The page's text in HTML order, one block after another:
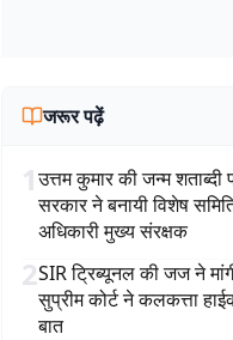
जरूर पढ़ें
1उत्तम कुमार की जन्म शताब्दी
सरकार ने बनायी विशेष
अधिकारी मुख्य संरक्षक
2SIR ट्रिब्यूनल की जज ने
सुप्रीम कोर्ट ने कलकत्ता
बात